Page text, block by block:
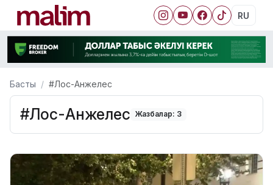
RU
Басты #Лос-Анжелес
#Лос-Анжелес Жазбалар: 3